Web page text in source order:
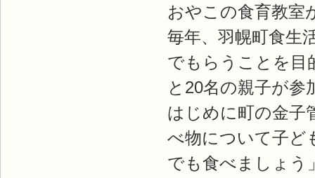
おやこの食育教室
毎年、羽幌町食生
でもらうことを目
と20名の親子が参
はじめに町の金子
べ物について子ど
でも食べましょう